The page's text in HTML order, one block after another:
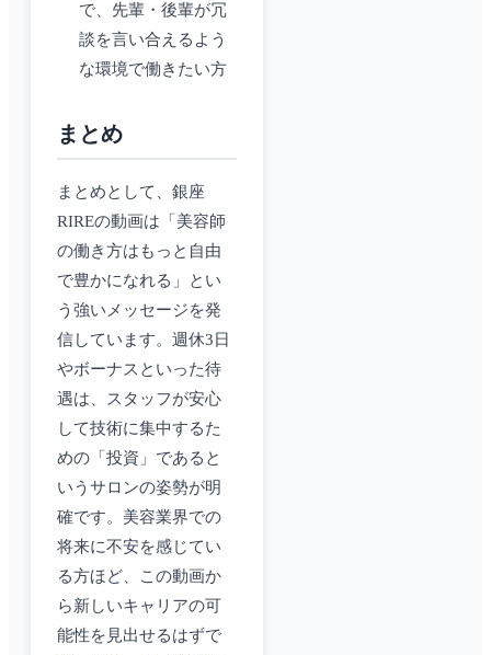
で、先輩・後輩が冗
談を言い合えるよう
な環境で働きたい方
まとめ
まとめとして、銀座
RIREの動画は「美容師
の働き方はもっと自由
で豊かになれる」とい
う強いメッセージを発
信しています。週休3日
やボーナスといった待
遇は、スタッフが安心
して技術に集中するた
めの「投資」であると
いうサロンの姿勢が明
確です。美容業界での
将来に不安を感じてい
る方ほど、この動画か
ら新しいキャリアの可
能性を見出せるはずで